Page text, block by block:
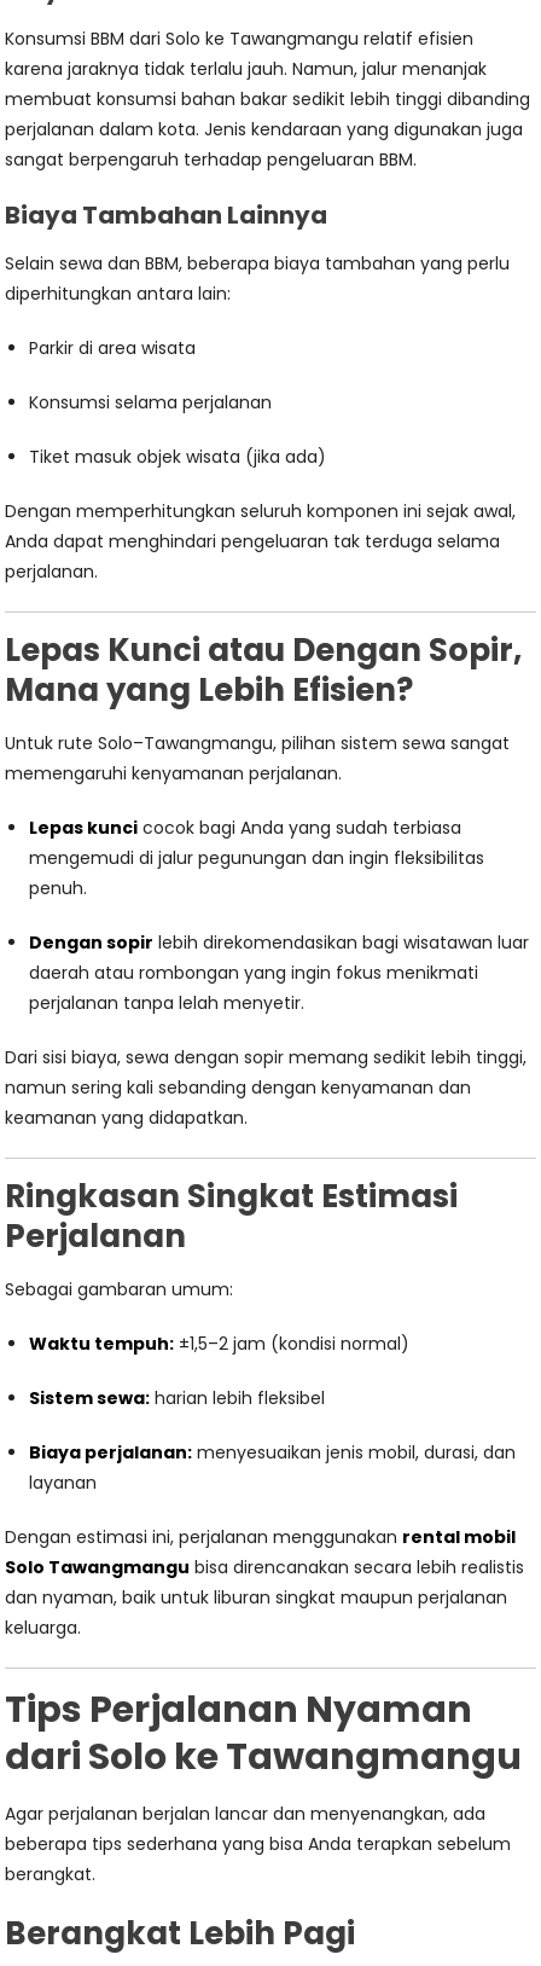
Konsumsi BBM dari Solo ke Tawangmangu relatif efisien
karena jaraknya tidak terlalu jauh. Namun, jalur menanjak
membuat konsumsi bahan bakar sedikit lebih tinggi dibanding
perjalanan dalam kota. Jenis kendaraan yang digunakan juga
sangat berpengaruh terhadap pengeluaran BBM.
Biaya Tambahan Lainnya
Selain sewa dan BBM, beberapa biaya tambahan yang perlu
diperhitungkan antara lain:
Parkir di area wisata
Konsumsi selama perjalanan
Tiket masuk objek wisata (jika ada)
Dengan memperhitungkan seluruh komponen ini sejak awal,
Anda dapat menghindari pengeluaran tak terduga selama
perjalanan.
Lepas Kunci atau Dengan Sopir,
Mana yang Lebih Efisien?
Untuk rute Solo–Tawangmangu, pilihan sistem sewa sangat
memengaruhi kenyamanan perjalanan.
Lepas kunci cocok bagi Anda yang sudah terbiasa
mengemudi di jalur pegunungan dan ingin fleksibilitas
penuh.
Dengan sopir lebih direkomendasikan bagi wisatawan luar
daerah atau rombongan yang ingin fokus menikmati
perjalanan tanpa lelah menyetir.
Dari sisi biaya, sewa dengan sopir memang sedikit lebih tinggi,
namun sering kali sebanding dengan kenyamanan dan
keamanan yang didapatkan.
Ringkasan Singkat Estimasi
Perjalanan
Sebagai gambaran umum:
Waktu tempuh: ±1,5–2 jam (kondisi normal)
Sistem sewa: harian lebih fleksibel
Biaya perjalanan: menyesuaikan jenis mobil, durasi, dan
layanan
Dengan estimasi ini, perjalanan menggunakan rental mobil
Solo Tawangmangu bisa direncanakan secara lebih realistis
dan nyaman, baik untuk liburan singkat maupun perjalanan
keluarga.
Tips Perjalanan Nyaman
dari Solo ke Tawangmangu
Agar perjalanan berjalan lancar dan menyenangkan, ada
beberapa tips sederhana yang bisa Anda terapkan sebelum
berangkat.
Berangkat Lebih Pagi